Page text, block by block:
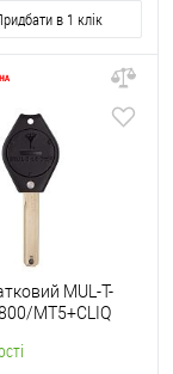
в 1 клік
MUL-T-
MT5+CLIQ